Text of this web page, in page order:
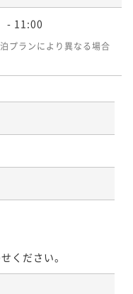
プラン（朝食付
ルステイを満喫】
- 29:00 OUT11:00
バスタイムプラン
用で
最大4％OFF
き】
食付き】柏駅東口
用で最大7％OFF
- 11:00
プランにより異なる場合
ください。